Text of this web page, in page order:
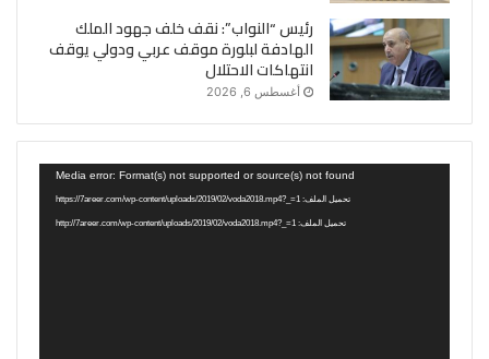
رئيس “النواب”: نقف خلف جهود الملك
الهادفة لبلورة موقف عربي ودولي يوقف
انتهاكات الاحتلال
أغسطس 6, 2026
Media error: Format(s) not supported or source(s) not found
تحميل الملف: https://7areer.com/wp-content/uploads/2019/02/voda2018.mp4?_=1
تحميل الملف: http://7areer.com/wp-content/uploads/2019/02/voda2018.mp4?_=1